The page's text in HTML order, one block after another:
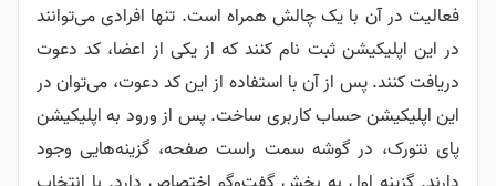
فعالیت در آن با یک چالش همراه است. تنها افرادی می‌توانند
در این اپلیکیشن ثبت نام کنند که از یکی از اعضا، کد دعوت
دریافت کنند. پس از آن با استفاده از این کد دعوت، می‌توان در
این اپلیکیشن حساب کاربری ساخت. پس از ورود به اپلیکیشن
پای نتورک، در گوشه سمت راست صفحه، گزینه‌هایی وجود